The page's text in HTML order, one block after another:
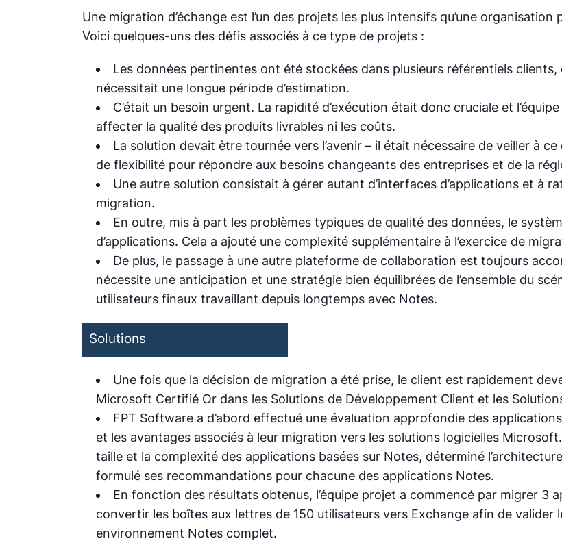
Une migration d’échange est l’un des projets les plus intensifs qu’une
Voici quelques-uns des défis associés à ce type de projets :
Les données pertinentes ont été stockées dans plusieurs référentiels clients,
nécessitait une longue période d’estimation.
C’était un besoin urgent. La rapidité d’exécution était donc cruciale et
affecter la qualité des produits livrables ni les coûts.
La solution devait être tournée vers l’avenir – il était nécessaire de veiller à
de flexibilité pour répondre aux besoins changeants des entreprises et de la
Une autre solution consistait à gérer autant d’interfaces d’applications et à
migration.
En outre, mis à part les problèmes typiques de qualité des données, le
d’applications. Cela a ajouté une complexité supplémentaire à l’exercice de
De plus, le passage à une autre plateforme de collaboration est toujours
nécessite une anticipation et une stratégie bien équilibrées de l’ensemble du
utilisateurs finaux travaillant depuis longtemps avec Notes.
Solutions
Une fois que la décision de migration a été prise, le client est rapidement
Microsoft Certifié Or dans les Solutions de Développement Client et les
FPT Software a d’abord effectué une évaluation approfondie des
et les avantages associés à leur migration vers les solutions logicielles
taille et la complexité des applications basées sur Notes, déterminé
formulé ses recommandations pour chacune des applications Notes.
En fonction des résultats obtenus, l’équipe projet a commencé par migrer 3
convertir les boîtes aux lettres de 150 utilisateurs vers Exchange afin de valider
environnement Notes complet.